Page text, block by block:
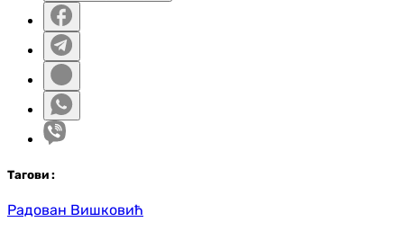
Тагови :
Радован Вишковић